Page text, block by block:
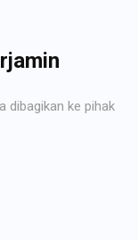
dibagikan ke pihak